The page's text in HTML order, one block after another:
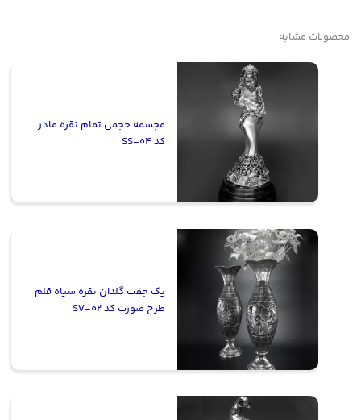
محصولات مشابه
مجسمه حجمی تمام نقره مادر
کد SS-04
یک جفت گلدان نقره سیاه قلم
طرح صورت کد SV-02